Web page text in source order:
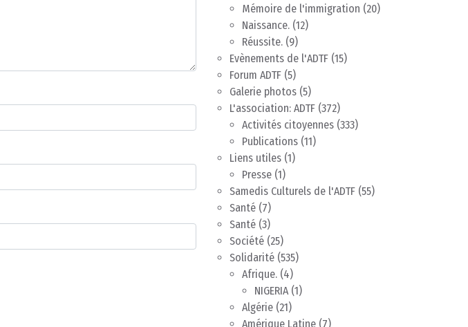
Mémoire de l'immigration (20)
Naissance. (12)
Réussite. (9)
Evènements de l'ADTF (15)
Forum ADTF (5)
Galerie photos (5)
L'association: ADTF (372)
Activités citoyennes (333)
Publications (11)
Liens utiles (1)
Presse (1)
Samedis Culturels de l'ADTF (55)
Santé (7)
Santé (3)
Société (25)
Solidarité (535)
Afrique. (4)
NIGERIA(1)
Algérie (21)
Amérique Latine (7)